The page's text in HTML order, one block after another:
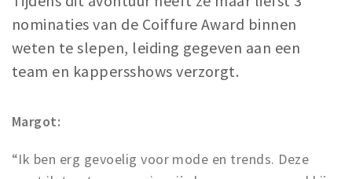
Musea, theaters & podia
Uitjes & activiteiten
Toeristische routes
Baroniepoorten
Sport
nominaties van de Coiffure Award binnen
weten te slepen, leiding gegeven aan een
team en kappersshows verzorgt.
Margot:
“Ik ben erg gevoelig voor mode en trends. Deze